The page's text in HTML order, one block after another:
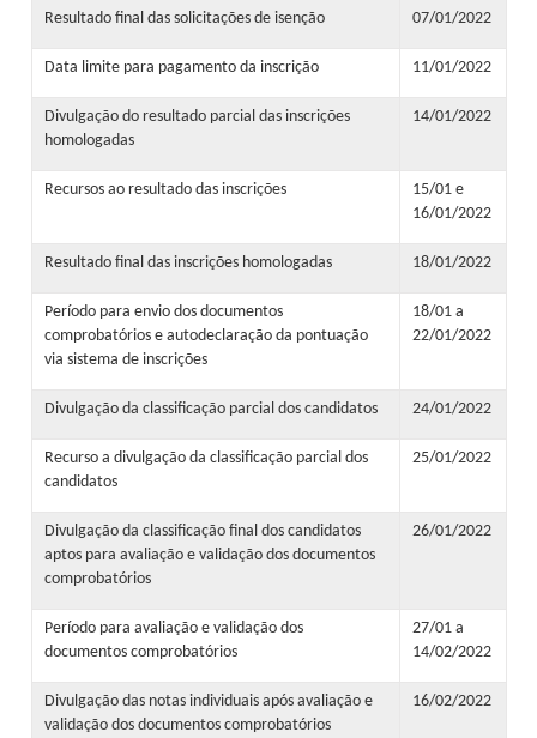
Resultado final das solicitações de isenção 07/01/2022
Data limite para pagamento da inscrição 11/01/2022
Divulgação do resultado parcial das inscrições
homologadas
14/01/2022
Recursos ao resultado das inscrições
15/01 e
16/01/2022
Resultado final das inscrições homologadas 18/01/2022
Período para envio dos documentos
comprobatórios e autodeclaração da pontuação
via sistema de inscrições
18/01 a
22/01/2022
Divulgação da classificação parcial dos candidatos 24/01/2022
Recurso a divulgação da classificação parcial dos
candidatos
25/01/2022
Divulgação da classificação final dos candidatos
aptos para avaliação e validação dos documentos
comprobatórios
26/01/2022
Período para avaliação e validação dos
documentos comprobatórios
27/01 a
14/02/2022
Divulgação das notas individuais após avaliação e
validação dos documentos comprobatórios
16/02/2022